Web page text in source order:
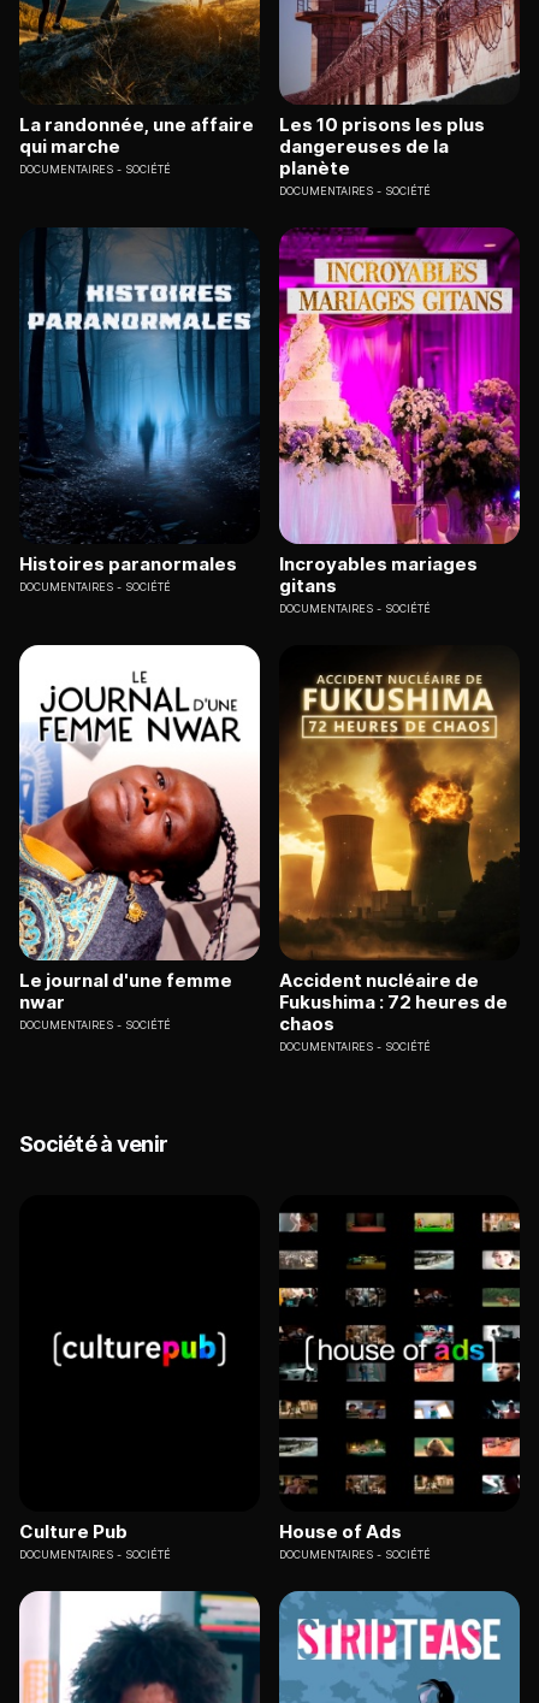
La randonnée, une affaire
qui marche
DOCUMENTAIRES SOCIÉTÉ
Les 10 prisons les plus
dangereuses de la
planète
DOCUMENTAIRES SOCIÉTÉ
Histoires paranormales
DOCUMENTAIRES SOCIÉTÉ
Incroyables mariages
gitans
DOCUMENTAIRES SOCIÉTÉ
Le journal d'une femme
nwar
DOCUMENTAIRES SOCIÉTÉ
Accident nucléaire de
Fukushima : 72 heures de
chaos
DOCUMENTAIRES SOCIÉTÉ
Société à venir
Culture Pub
DOCUMENTAIRES SOCIÉTÉ
House of Ads
DOCUMENTAIRES SOCIÉTÉ